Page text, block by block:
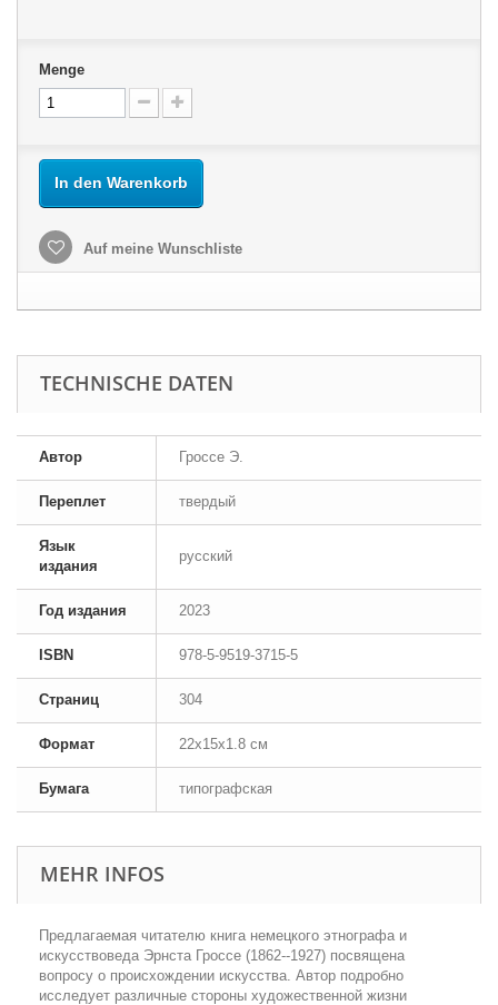
Menge
In den Warenkorb
Auf meine Wunschliste
TECHNISCHE DATEN
Автор Гроссе Э.
Переплет твердый
Язык
издания
русский
Год издания 2023
ISBN 978-5-9519-3715-5
Страниц 304
Формат 22x15x1.8 см
Бумага типографская
MEHR INFOS
Предлагаемая читателю книга немецкого этнографа и
искусствоведа Эрнста Гроссе (1862--1927) посвящена
вопросу о происхождении искусства. Автор подробно
исследует различные стороны художественной жизни